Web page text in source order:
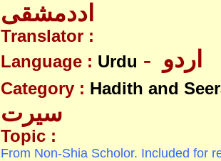
اددمشقی
Translator :
Language : Urdu
Category : Hadith and
سیرت
Topic :
From Non-Shia Scholor. Included for